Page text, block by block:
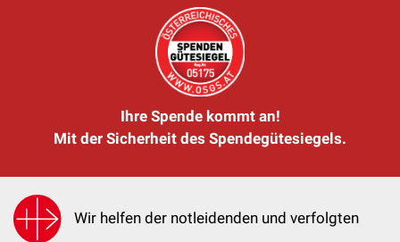
Ihre Spende kommt an!
Mit der Sicherheit des Spendegütesiegels.
Wir helfen der notleidenden und verfolgten